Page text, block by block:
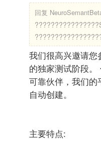
回复
我们很高兴邀请您
的独家测试阶段
可靠伙伴，我们
自动创建。
主要特点: